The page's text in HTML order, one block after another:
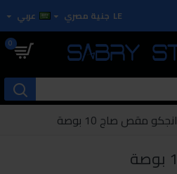
LE جنية مصري عربي
0
انجكو مقص صاج 10 بوصة